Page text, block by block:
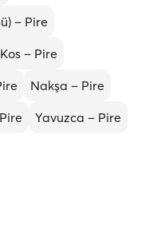
– Pire
Kos – Pire
Nakşa – Pire
Yavuzca – Pire